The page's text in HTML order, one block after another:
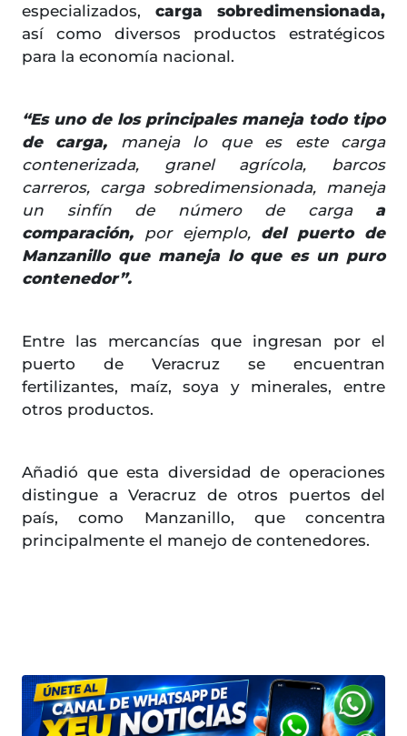
especializados, carga sobredimensionada,
así como diversos productos estratégicos
para la economía nacional.
“Es uno de los principales maneja todo tipo
de carga,
maneja lo que es este carga
contenerizada, granel agrícola, barcos
carreros, carga sobredimensionada, maneja
un sinfín de número de carga a
comparación, por ejemplo, del puerto de
Manzanillo que maneja lo que es un puro
contenedor”.
Entre las mercancías que ingresan por el
puerto de Veracruz se encuentran
fertilizantes, maíz, soya y minerales, entre
otros productos.
Añadió que esta diversidad de operaciones
distingue a Veracruz de otros puertos del
país, como Manzanillo, que concentra
principalmente el manejo de contenedores.